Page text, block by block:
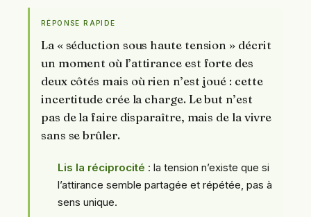
RÉPONSE RAPIDE
La « séduction sous haute tension » décrit
un moment où l’attirance est forte des
deux côtés mais où rien n’est joué : cette
incertitude crée la charge. Le but n’est
pas de la faire disparaître, mais de la vivre
sans se brûler.
Lis la réciprocité : la tension n’existe que si
l’attirance semble partagée et répétée, pas à
sens unique.